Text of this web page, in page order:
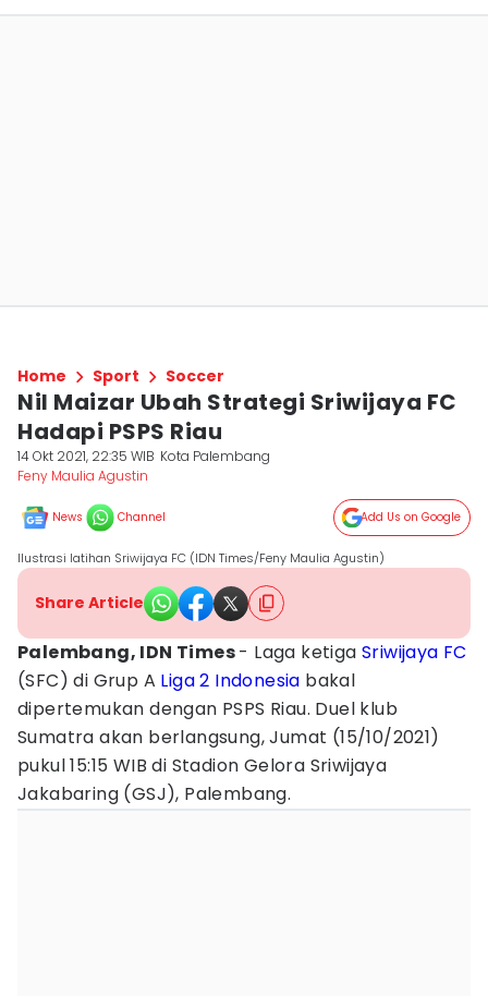
Home Sport Soccer
Nil Maizar Ubah Strategi Sriwijaya FC
Hadapi PSPS Riau
14 Okt 2021, 22:35 WIB Kota Palembang
Feny Maulia Agustin
News Channel Add Us on Google
Ilustrasi latihan Sriwijaya FC (IDN Times/Feny Maulia Agustin)
Share Article
Palembang, IDN Times- Laga ketigaSriwijaya FC
(SFC) di Grup A Liga 2 Indonesia bakal
dipertemukan dengan PSPS Riau. Duel klub
Sumatra akan berlangsung, Jumat (15/10/2021)
pukul 15:15 WIB di Stadion Gelora Sriwijaya
Jakabaring (GSJ), Palembang.